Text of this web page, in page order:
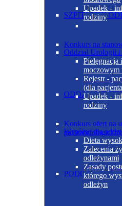
SZPITALNY
ODDZIAŁ
PODODDZIAŁ
Upadek -
rodziny
Oddział Urologii
Pielęgnacja
moczowym
Rejestr -
(dla
Upadek -
rodziny
Wspólne dla
Dieta
Zalecenia
odleżynami
Zasady
którego
odleżyn
Konkurs na
Konkurs ofert na